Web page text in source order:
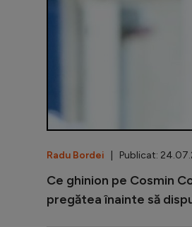
Radu Bordei | Publicat:
Ce ghinion pe Cosmin
pregătea înainte să